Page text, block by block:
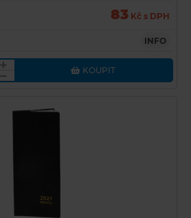
83 Kč s DPH
INFO
KOUPIT